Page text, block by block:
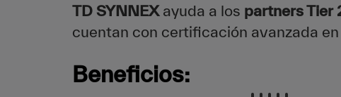
TD SYNNEXayuda a los partners Tier
cuentan con certificación avanzada
Beneficios: